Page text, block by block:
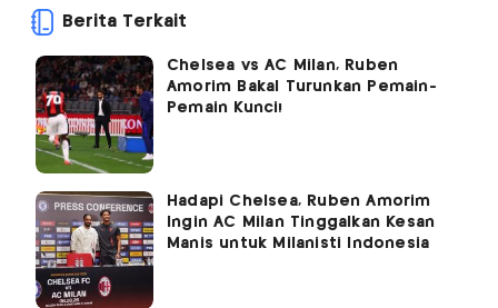
Berita Terkait
Chelsea vs AC Milan, Ruben
Amorim Bakal Turunkan Pemain-
Pemain Kunci!
Hadapi Chelsea, Ruben Amorim
Ingin AC Milan Tinggalkan Kesan
Manis untuk Milanisti Indonesia